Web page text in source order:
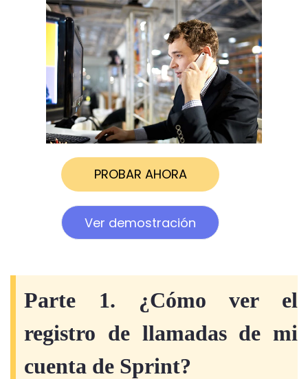
PROBAR AHORA
Ver demostración
Parte 1. ¿Cómo ver el
registro de llamadas de mi
cuenta de Sprint?